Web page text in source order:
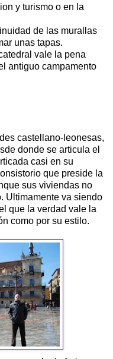
y turismo o en la
de las murallas
unas tapas.
vale la pena
antiguo campamento
castellano-leonesas,
donde se articula el
casi en su
que preside la
sus viviendas no
Ultimamente va siendo
que la verdad vale la
como por su estilo.